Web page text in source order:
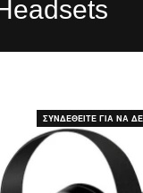
ΣΥΝΔΕΘΕΙΤΕ ΓΙΑ ΝΑ